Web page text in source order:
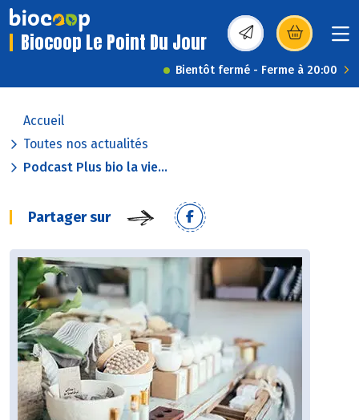
Biocoop Le Point Du Jour (s’ouvre dans une
Bientôt fermé - Ferme à 20:00
Accueil
Toutes nos actualités
Podcast Plus bio la vie...
Partager sur